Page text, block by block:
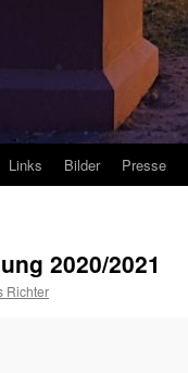
Links Bilder Presse
2020/2021
Richter